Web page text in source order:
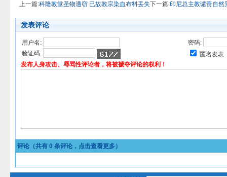
上一篇:科隆教堂圣物遭窃 已故教宗染血布料丢失下一篇:印尼总主教谴责自然
发表评论
用户名:
密码:
验证码:
匿名发表
发布人身攻击、辱骂性评论者，将被褫夺评论的权利！
评论（共有 0 条评论，点击查看更多）